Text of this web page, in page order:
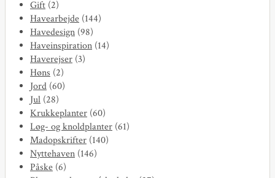
Gift (2)
Havearbejde (144)
Havedesign (98)
Haveinspiration (14)
Haverejser (3)
Høns (2)
Jord (60)
Jul (28)
Krukkeplanter (60)
Løg- og knoldplanter (61)
Madopskrifter (140)
Nyttehaven (146)
Påske (6)